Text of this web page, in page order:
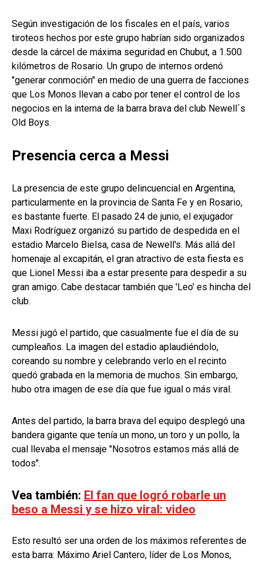
Según investigación de los fiscales en el país, varios
tiroteos hechos por este grupo habrían sido organizados
desde la cárcel de máxima seguridad en Chubut, a 1.500
kilómetros de Rosario. Un grupo de internos ordenó
"generar conmoción" en medio de una guerra de facciones
que Los Monos llevan a cabo por tener el control de los
negocios en la interna de la barra brava del club Newell´s
Old Boys.
Presencia cerca a Messi
La presencia de este grupo delincuencial en Argentina,
particularmente en la provincia de Santa Fe y en Rosario,
es bastante fuerte. El pasado 24 de junio, el exjugador
Maxi Rodríguez organizó su partido de despedida en el
estadio Marcelo Bielsa, casa de Newell's. Más allá del
homenaje al excapitán, el gran atractivo de esta fiesta es
que Lionel Messi iba a estar presente para despedir a su
gran amigo. Cabe destacar también que 'Leo' es hincha del
club.
Messi jugó el partido, que casualmente fue el día de su
cumpleaños. La imagen del estadio aplaudiéndolo,
coreando su nombre y celebrando verlo en el recinto
quedó grabada en la memoria de muchos. Sin embargo,
hubo otra imagen de ese día que fue igual o más viral.
Antes del partido, la barra brava del equipo desplegó una
bandera gigante que tenía un mono, un toro y un pollo, la
cual llevaba el mensaje "Nosotros estamos más allá de
todos".
Vea también: El fan que logró robarle un
beso a Messi y se hizo viral: video
Esto resultó ser una orden de los máximos referentes de
esta barra: Máximo Ariel Cantero, líder de Los Monos,